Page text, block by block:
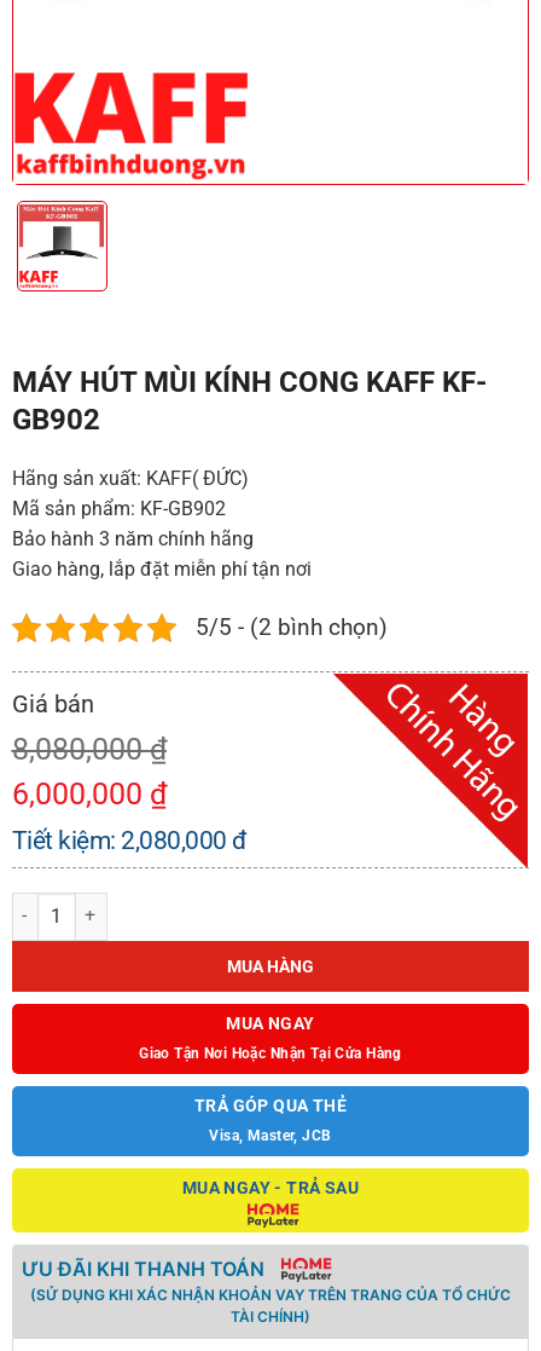
MÁY HÚT MÙI KÍNH CONG KAFF KF-
GB902
Hãng sản xuất: KAFF( ĐỨC)
Mã sản phẩm: KF-GB902
Bảo hành 3 năm chính hãng
Giao hàng, lắp đặt miễn phí tận nơi
5/5 - (2 bình chọn)
8,080,000₫
6,000,000 ₫
Tiết kiệm: 2,080,000 đ
MÁY HÚT MÙI KÍNH CONG KAFF KF-GB902 số lượng
MUA HÀNG
MUA NGAY
Giao Tận Nơi Hoặc Nhận Tại Cửa Hàng
TRẢ GÓP QUA THẺ
Visa, Master, JCB
MUA NGAY - TRẢ SAU
ƯU ĐÃI KHI THANH TOÁN
(SỬ DỤNG KHI XÁC NHẬN KHOẢN VAY TRÊN TRANG CỦA TỔ CHỨC
TÀI CHÍNH)